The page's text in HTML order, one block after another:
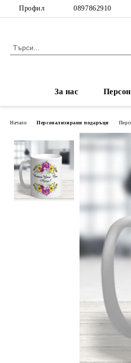
Профил 0897862910
За нас
Начало Персонализирани подаръци